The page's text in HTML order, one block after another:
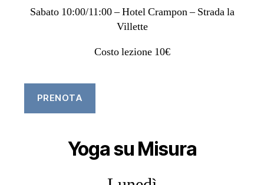
Sabato 10:00/11:00 – Hotel Crampon – Strada la
Villette
Costo lezione 10€
PRENOTA
Yoga su Misura